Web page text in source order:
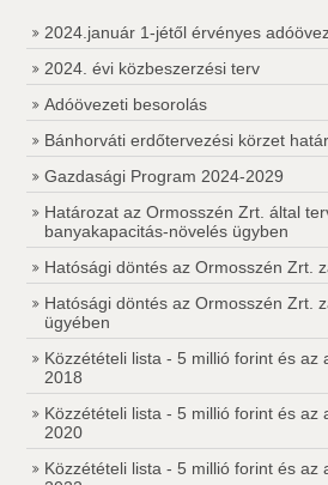
2024.január 1-jétől érvényes
2024. évi közbeszerzési terv
Adóövezeti besorolás
Bánhorváti erdőtervezési körzet
Gazdasági Program 2024-2029
Határozat az Ormosszén Zrt. által
banyakapacitás-növelés ügyben
Hatósági döntés az Ormosszén Zrt.
Hatósági döntés az Ormosszén Zrt.
ügyében
Közzétételi lista - 5 millió forint és az
2018
Közzétételi lista - 5 millió forint és az
2020
Közzétételi lista - 5 millió forint és az